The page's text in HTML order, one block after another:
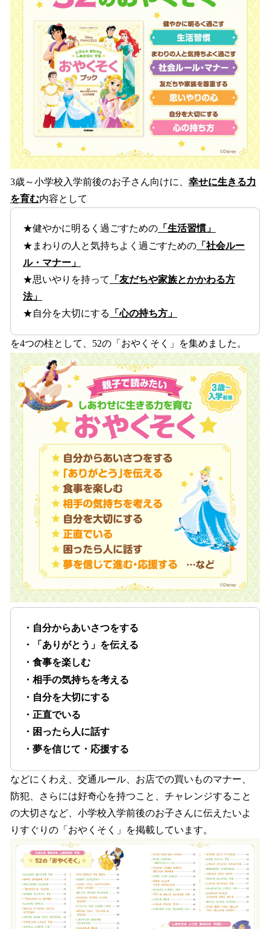
3歳～小学校入学前後のお子さん向けに、 幸せに生きる力
を育む内容として
★健やかに明るく過ごすための 「生活習慣」
★まわりの人と気持ちよく過ごすための 「社会ルー
ル・マナー」
★思いやりを持って
「友だちや家族とかかわる方
法」
★自分を大切にする
「心の持ち方」
を4つの柱として、52の「おやくそく」を集めました。
・自分からあいさつをする
・「ありがとう」を伝える
・食事を楽しむ
・相手の気持ちを考える
・自分を大切にする
・正直でいる
・困ったら人に話す
・夢を信じて・応援する
などにくわえ、交通ルール、お店での買いものマナー、
防犯、さらには好奇心を持つこと、チャレンジすること
の大切さなど、小学校入学前後のお子さんに伝えたいよ
りすぐりの「おやくそく」を掲載しています。